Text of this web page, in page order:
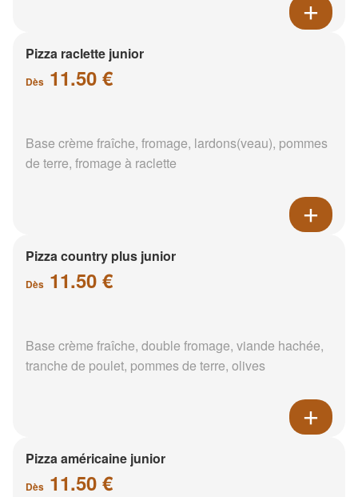
Pizza raclette junior
Dès 11.50 €
Base crème fraîche, fromage, lardons(veau), pommes
de terre, fromage à raclette
Pizza country plus junior
Dès 11.50 €
Base crème fraîche, double fromage, viande hachée,
tranche de poulet, pommes de terre, olives
Pizza américaine junior
Dès 11.50 €